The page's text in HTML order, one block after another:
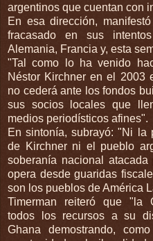
argentinos que cuentan con
En esa dirección,
fracasado en sus
Alemania, Francia y, esta
"Tal como lo ha venido
Néstor Kirchner en el 2003
no cederá ante los fondos
sus socios locales que
medios periodísticos afines".
En sintonía, subrayó: "Ni la
de Kirchner ni el pueblo
soberanía nacional
opera desde guaridas
son los pueblos de América
Timerman reiteró que "la
todos los recursos a su
Ghana demostrando,